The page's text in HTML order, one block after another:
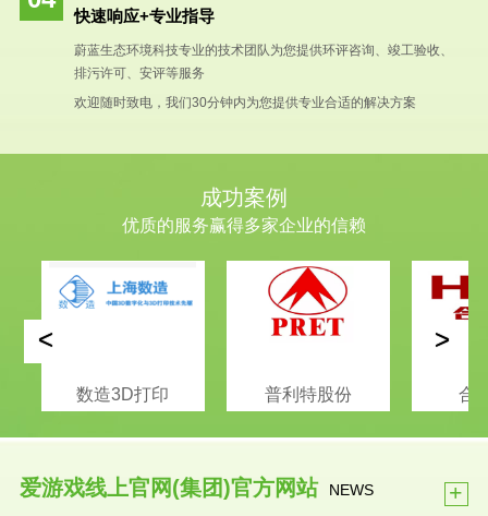
快速响应+专业指导
蔚蓝生态环境科技专业的技术团队为您提供环评咨询、竣工验收、
排污许可、安评等服务
欢迎随时致电，我们30分钟内为您提供专业合适的解决方案
成功案例
优质的服务赢得多家企业的信赖
数造3D打印 普利特股份 合
< >
爱游戏线上官网(集团)官方网站 NEWS +